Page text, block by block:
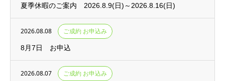
夏季休暇のご案内 2026.8.9(日)～2026.8.16(日)
2026.08.08 ご成約 お申込み
8月7日 お申込
2026.08.07 ご成約 お申込み